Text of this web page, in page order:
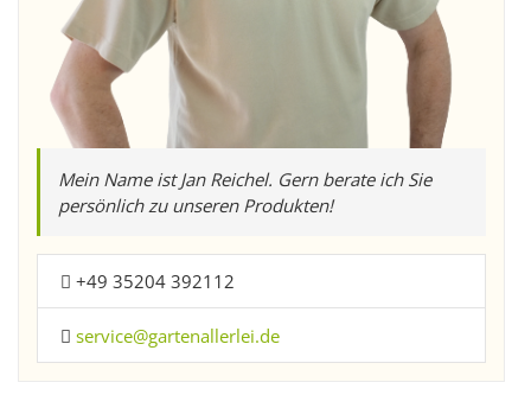
Mein Name ist Jan Reichel. Gern berate ich Sie
persönlich zu unseren Produkten!
+49 35204 392112
service@gartenallerlei.de